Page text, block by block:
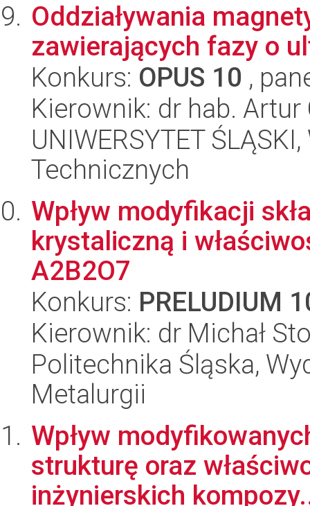
Oddziaływania
zawierających fazy o
Konkurs: OPUS 10 ,
Kierownik: dr hab. Artur
UNIWERSYTET
Technicznych
Wpływ modyfikacji
krystaliczną i
A2B2O7
Konkurs: PRELUDIUM
Kierownik: dr Michał
Politechnika Śląska,
Metalurgii
Wpływ
strukturę oraz
inżynierskich